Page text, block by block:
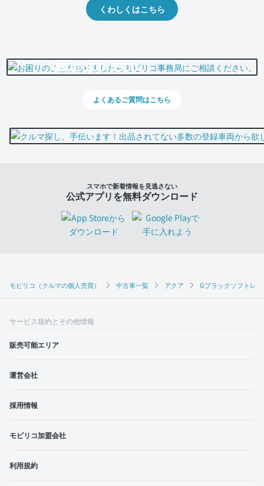
モビリコ（クルマの個人売買） 中古車一覧 アクア Gブラックソフトレ
くわしくはこちら
0800-500-5500
よくあるご質問はこちら
スマホで新着情報を見逃さない
公式アプリを無料ダウンロード
サービス規約とその他情報
販売可能エリア
運営会社
採用情報
モビリコ加盟会社
利用規約